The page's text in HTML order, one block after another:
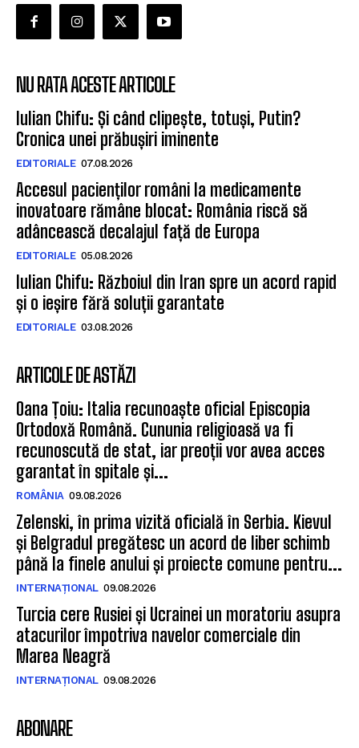
NU RATA ACESTE ARTICOLE
Iulian Chifu: Și când clipește, totuși, Putin?
Cronica unei prăbușiri iminente
EDITORIALE 07.08.2026
Accesul pacienților români la medicamente
inovatoare rămâne blocat: România riscă să
adâncească decalajul față de Europa
EDITORIALE 05.08.2026
Iulian Chifu: Războiul din Iran spre un acord rapid
și o ieșire fără soluții garantate
EDITORIALE 03.08.2026
ARTICOLE DE ASTĂZI
Oana Țoiu: Italia recunoaște oficial Episcopia
Ortodoxă Română. Cununia religioasă va fi
recunoscută de stat, iar preoții vor avea acces
garantat în spitale și...
ROMÂNIA 09.08.2026
Zelenski, în prima vizită oficială în Serbia. Kievul
și Belgradul pregătesc un acord de liber schimb
până la finele anului și proiecte comune pentru...
INTERNAȚIONAL 09.08.2026
Turcia cere Rusiei și Ucrainei un moratoriu asupra
atacurilor împotriva navelor comerciale din
Marea Neagră
INTERNAȚIONAL 09.08.2026
ABONARE